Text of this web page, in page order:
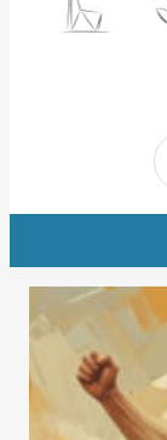
S
u
c
e
n